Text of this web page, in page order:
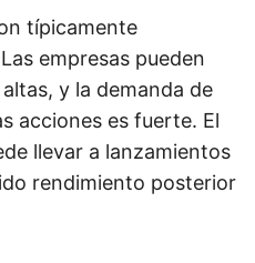
típicamente
empresas pueden
y la demanda de
acciones es fuerte. El
llevar a lanzamientos
rendimiento posterior